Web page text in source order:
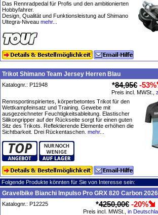
Das Rennradpedal für Profis und den ambitionierten
Hobbyfahrer.
Design, Qualität und Funktionsleistung auf Shimano
Ultegra-Niveau mehr...
Trikot Shimano Team Jersey Herren Blau
Katalognr.: P11948 *84,95€ -53%
Preis incl. MWSt.,
Rennsportinspiriertes, körperbetontes Trikot für den
Wettkampfeinsatz und Training. Gewebe mit
ausgezeichneter Feuchtigkeitsableitung. Elastischer
Silikongripper auf der Rückseite sorgt für einen guten
Sitz des Trikots. Reflektierende Elemente erhöhen die
Sichtbarkeit. Drei Rückentaschen. mehr...
Folgende Produkte könnten für Sie von Interesse sein:
Gravelbike Bianchi Impulso Pro GRX 820 Carbon 2026
Katalognr.: P12225 *4250,00€ -20%
Preis incl. MWSt., in